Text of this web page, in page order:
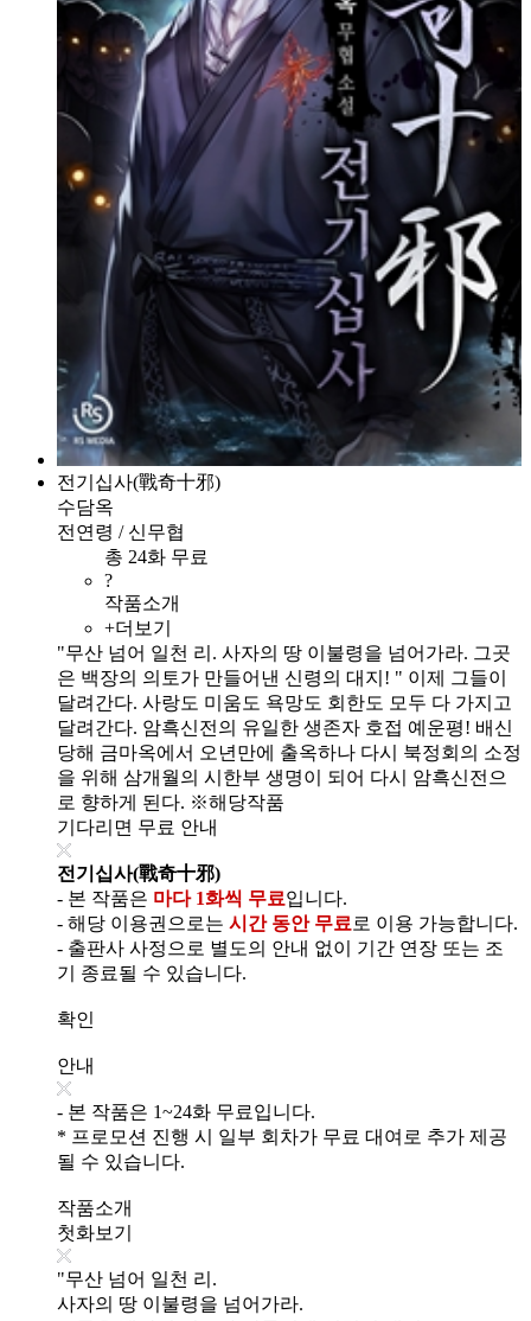
전기십사(戰奇十邪)
수담옥
전연령 / 신무협
총 24화 무료
?
작품소개
+더보기
"무산 넘어 일천 리. 사자의 땅 이불령을 넘어가라. 그곳
은 백장의 의토가 만들어낸 신령의 대지! " 이제 그들이
달려간다. 사랑도 미움도 욕망도 회한도 모두 다 가지고
달려간다. 암흑신전의 유일한 생존자 호접 예운평! 배신
당해 금마옥에서 오년만에 출옥하나 다시 북정회의 소정
을 위해 삼개월의 시한부 생명이 되어 다시 암흑신전으
로 향하게 된다. ※해당작품
기다리면 무료 안내
전기십사(戰奇十邪)
- 본 작품은 마다 1화씩 무료입니다.
- 해당 이용권으로는 시간 동안 무료 로 이용 가능합니다.
- 출판사 사정으로 별도의 안내 없이 기간 연장 또는 조
기 종료될 수 있습니다.
확인
안내
- 본 작품은 1~24화 무료입니다.
* 프로모션 진행 시 일부 회차가 무료 대여로 추가 제공
될 수 있습니다.
작품소개
첫화보기
"무산 넘어 일천 리.
사자의 땅 이불령을 넘어가라.